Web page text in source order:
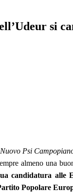
si
Psi
almeno una
candidatura alle
Popolare